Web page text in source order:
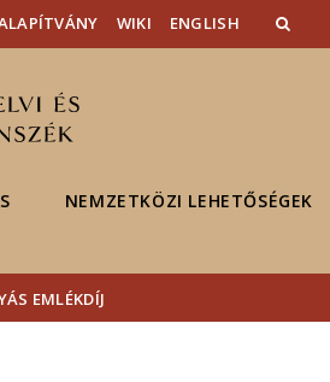
WIKI ENGLISH
NEMZETKÖZI LEHETŐSÉGEK
EMLÉKDÍJ